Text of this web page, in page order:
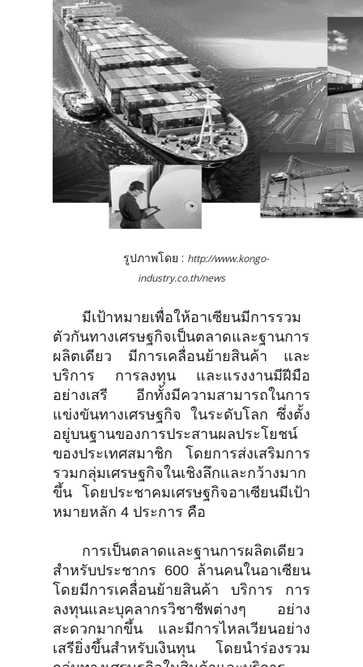
รูปภาพโดย : http://www.kongo-
industry.co.th/news
มีเป้าหมายเพื่อให้อาเซียนมีการรวม
ตัวกันทางเศรษฐกิจเป็นตลาดและฐานการ
ผลิตเดียว มีการเคลื่อนย้ายสินค้า และ
บริการ การลงทุน และแรงงานมีฝีมือ
อย่างเสรี อีกทั้งมีความสามารถในการ
แข่งขันทางเศรษฐกิจ ในระดับโลก ซึ่งตั้ง
อยู่บนฐานของการประสานผลประโยชน์
ของประเทศสมาชิก โดยการส่งเสริมการ
รวมกลุ่มเศรษฐกิจในเชิงลึกและกว้างมาก
ขึ้น โดยประชาคมเศรษฐกิจอาเซียนมีเป้า
หมายหลัก 4 ประการ คือ
การเป็นตลาดและฐานการผลิตเดียว
สำหรับประชากร 600 ล้านคนในอาเซียน
โดยมีการเคลื่อนย้ายสินค้า บริการ การ
ลงทุนและบุคลากรวิชาชีพต่างๆ อย่าง
สะดวกมากขึ้น และมีการไหลเวียนอย่าง
เสรียิ่งขึ้นสำหรับเงินทุน โดยนำร่องรวม